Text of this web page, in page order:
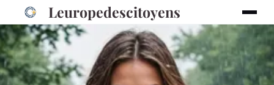
Leuropedescitoyens